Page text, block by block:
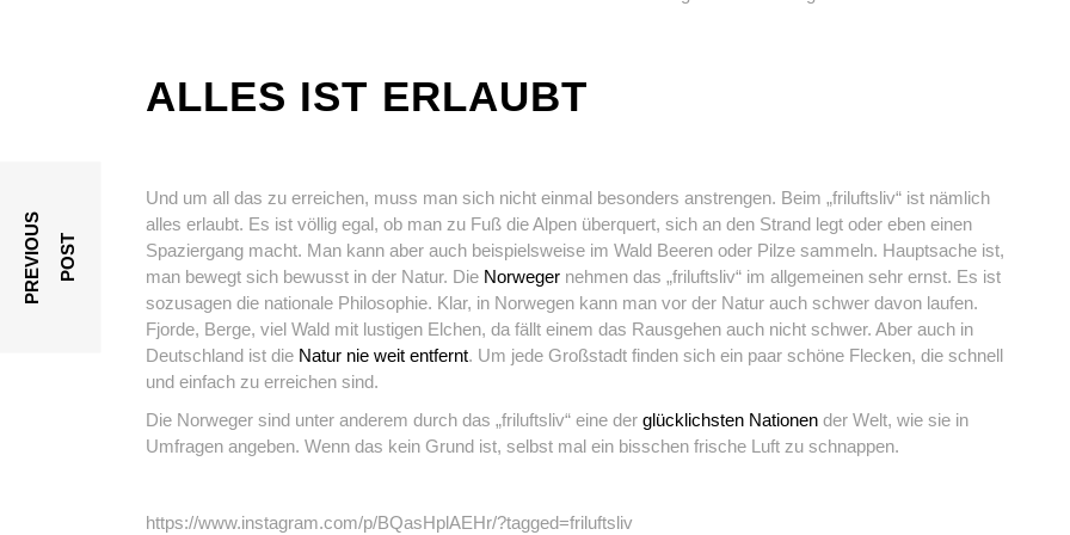
ALLES IST ERLAUBT
Und um all das zu erreichen, muss man sich nicht einmal besonders anstrengen. Beim „friluftsliv“ ist nämlich
alles erlaubt. Es ist völlig egal, ob man zu Fuß die Alpen überquert, sich an den Strand legt oder eben einen
Spaziergang macht. Man kann aber auch beispielsweise im Wald Beeren oder Pilze sammeln. Hauptsache ist,
man bewegt sich bewusst in der Natur. Die Norweger nehmen das „friluftsliv“ im allgemeinen sehr ernst. Es ist
sozusagen die nationale Philosophie. Klar, in Norwegen kann man vor der Natur auch schwer davon laufen.
Fjorde, Berge, viel Wald mit lustigen Elchen, da fällt einem das Rausgehen auch nicht schwer. Aber auch in
Deutschland ist die Natur nie weit entfernt. Um jede Großstadt finden sich ein paar schöne Flecken, die schnell
und einfach zu erreichen sind.
Die Norweger sind unter anderem durch das „friluftsliv“ eine der glücklichsten Nationen der Welt, wie sie in
Umfragen angeben. Wenn das kein Grund ist, selbst mal ein bisschen frische Luft zu schnappen.
https://www.instagram.com/p/BQasHplAEHr/?tagged=friluftsliv
P
R
E
V
I
O
U
S
P
O
S T